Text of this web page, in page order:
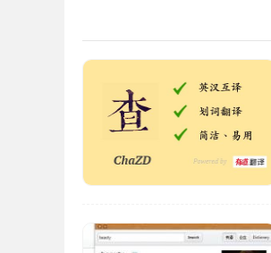
3、CAT icon——CAT工具：
4、API icon——API访问
DeepL翻译软件使用方